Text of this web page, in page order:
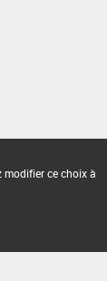
ce choix à